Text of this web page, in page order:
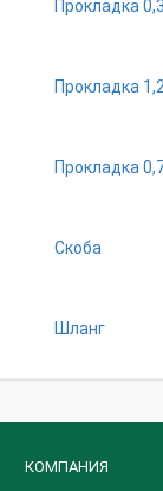
Прокладка
Прокладка
Прокладка
Скоба
Шланг
КОМПАНИЯ